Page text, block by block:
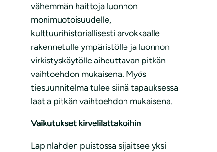
vähemmän haittoja luonnon
monimuotoisuudelle,
kulttuurihistoriallisesti arvokkaalle
rakennetulle ympäristölle ja luonnon
virkistyskäytölle aiheuttavan pitkän
vaihtoehdon mukaisena. Myös
tiesuunnitelma tulee siinä tapauksessa
laatia pitkän vaihtoehdon mukaisena.
Vaikutukset kirvelilattakoihin
Lapinlahden puistossa sijaitsee yksi